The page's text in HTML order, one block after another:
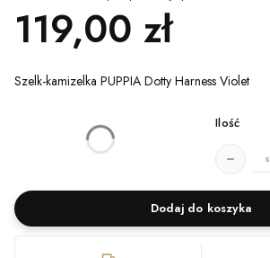
Cena
119,00 zł
Szelk-kamizelka PUPPIA Dotty Harness Violet
Ilość
Dodaj do koszyka